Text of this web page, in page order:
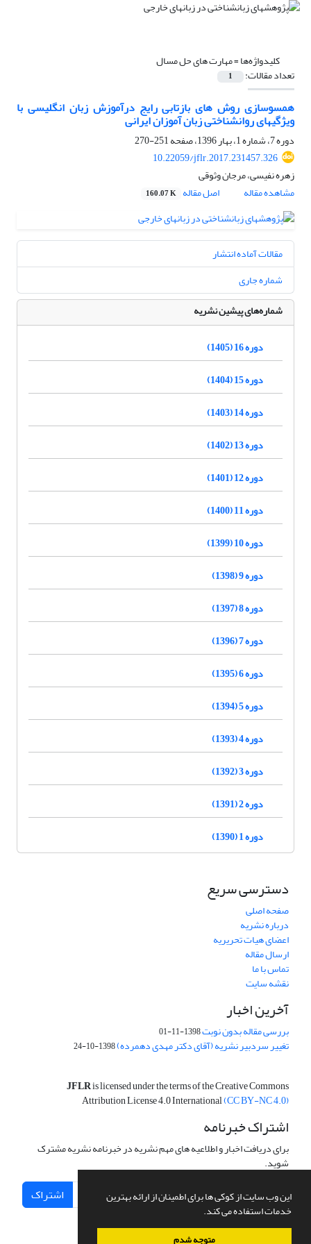
این وب سایت از کوکی ها برای اطمینان از ارائه بهترین
خدمات استفاده می کند.
متوجه شدم
کلیدواژه‌ها =مهارت های حل مسال
تعداد مقالات: 1
همسوسازی روش های بازتابی رایج درآموزش زبان انگلیسی با
ویژگیهای روانشناختی زبان آموزان ایرانی
دوره 7، شماره 1، بهار 1396، صفحه
251-270
10.22059/jflr.2017.231457.326
زهره نفیسی، مرجان وثوقی
مشاهده مقاله
اصل مقاله 160.07 K
مقالات آماده انتشار
شماره جاری
شماره‌های پیشین نشریه
دوره 16 (1405)
دوره 15 (1404)
دوره 14 (1403)
دوره 13 (1402)
دوره 12 (1401)
دوره 11 (1400)
دوره 10 (1399)
دوره 9 (1398)
دوره 8 (1397)
دوره 7 (1396)
دوره 6 (1395)
دوره 5 (1394)
دوره 4 (1393)
دوره 3 (1392)
دوره 2 (1391)
دوره 1 (1390)
دسترسی سریع
صفحه اصلی
درباره نشریه
اعضای هیات تحریریه
ارسال مقاله
تماس با ما
نقشه سایت
آخرین اخبار
بررسی مقاله بدون نوبت1398-11-01
تغییر سردبیر نشریه (آقای دکتر مهدی دهمرده)1398-10-24
JFLRis licensed under the terms of the Creative Commons
Attribution License 4.0 International(CC BY-NC 4.0)
اشتراک خبرنامه
برای دریافت اخبار و اطلاعیه های مهم نشریه در خبرنامه نشریه مشترک
شوید.
اشتراک